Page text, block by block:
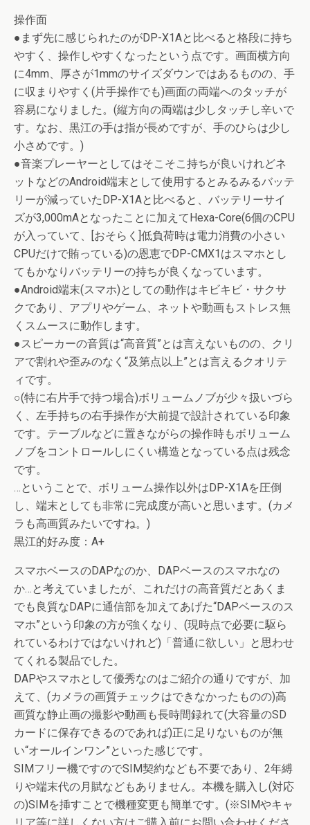
操作面
●まず先に感じられたのがDP-X1Aと比べると格段に持ち
やすく、操作しやすくなったという点です。画面横方向
に4mm、厚さが1mmのサイズダウンではあるものの、手
に収まりやすく(片手操作でも)画面の両端へのタッチが
容易になりました。(縦方向の両端は少しタッチし辛いで
す。なお、黒江の手は指が長めですが、手のひらは少し
小さめです。)
●音楽プレーヤーとしてはそこそこ持ちが良いけれどネ
ットなどのAndroid端末として使用するとみるみるバッテ
リーが減っていたDP-X1Aと比べると、バッテリーサイ
ズが3,000mAとなったことに加えてHexa-Core(6個のCPU
が入っていて、[おそらく]低負荷時は電力消費の小さい
CPUだけで賄っている)の恩恵でDP-CMX1はスマホとし
てもかなりバッテリーの持ちが良くなっています。
●Android端末(スマホ)としての動作はキビキビ・サクサ
クであり、アプリやゲーム、ネットや動画もストレス無
くスムースに動作します。
●スピーカーの音質は“高音質”とは言えないものの、クリ
アで割れや歪みのなく“及第点以上”とは言えるクオリテ
ィです。
○(特に右片手で持つ場合)ボリュームノブが少々扱いづら
く、左手持ちの右手操作が大前提で設計されている印象
です。テーブルなどに置きながらの操作時もボリューム
ノブをコントロールしにくい構造となっている点は残念
です。
…ということで、ボリューム操作以外はDP-X1Aを圧倒
し、端末としても非常に完成度が高いと思います。(カメ
ラも高画質みたいですね。)
黒江的好み度：A+
スマホベースのDAPなのか、DAPベースのスマホなの
か…と考えていましたが、これだけの高音質だとあくま
でも良質なDAPに通信部を加えてあげた“DAPベースのス
マホ”という印象の方が強くなり、(現時点で必要に駆ら
れているわけではないけれど)「普通に欲しい」と思わせ
てくれる製品でした。
DAPやスマホとして優秀なのはご紹介の通りですが、加
えて、(カメラの画質チェックはできなかったものの)高
画質な静止画の撮影や動画も長時間録れて(大容量のSD
カードに保存できるのであれば)正に足りないものが無
い“オールインワン”といった感じです。
SIMフリー機ですのでSIM契約なども不要であり、2年縛
りや端末代の月賦などもありません。本機を購入し(対応
の)SIMを挿すことで機種変更も簡単です。(※SIMやキャ